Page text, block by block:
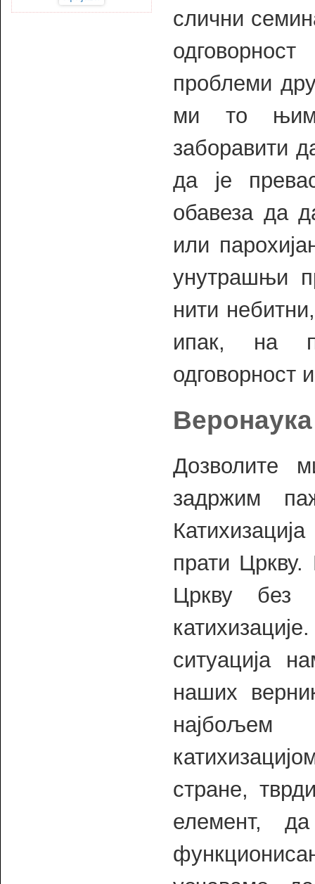
слични
проблеми
ми то
заборавити
да је
обавеза да
или
унутрашњи
нити
ипак, на
одговорност
Дозволите
задржим
прати
Цркву без
ситуација
наших
најбољем
стране,
елемент,